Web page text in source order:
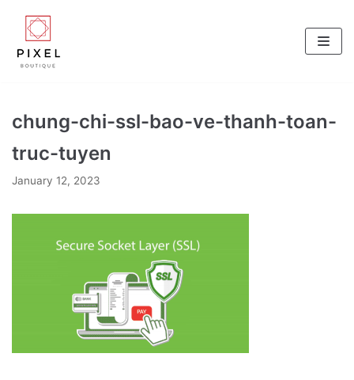
Skip
to
content
chung-chi-ssl-bao-ve-thanh-toan-
truc-tuyen
January 12, 2023